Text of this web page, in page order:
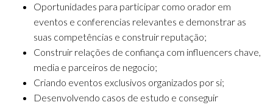
Oportunidades para participar como orador em
eventos e conferencias relevantes e demonstrar as
suas competências e construir reputação;
Construir relações de confiança com influencers chave,
media e parceiros de negocio;
Criando eventos exclusivos organizados por si;
Desenvolvendo casos de estudo e conseguir